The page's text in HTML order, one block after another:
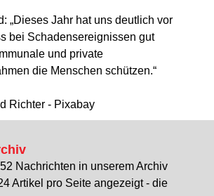
„Dieses Jahr hat uns deutlich vor
bei Schadensereignissen gut
und private
die Menschen schützen.“
Richter - Pixabay
Nachrichten in unserem Archiv
Artikel pro Seite angezeigt - die